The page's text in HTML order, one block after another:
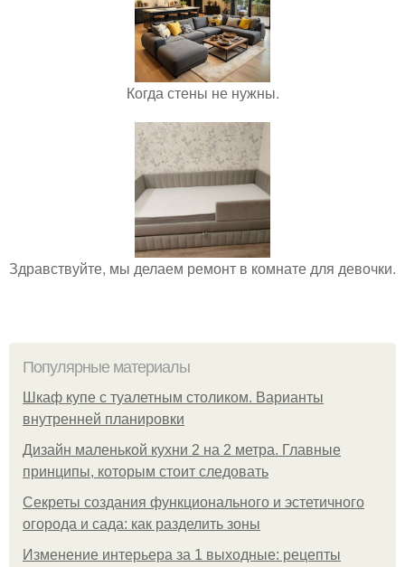
Когда стены не нужны.
Здравствуйте, мы делаем ремонт в комнате для девочки.
Популярные материалы
Шкаф купе с туалетным столиком. Варианты
внутренней планировки
Дизайн маленькой кухни 2 на 2 метра. Главные
принципы, которым стоит следовать
Секреты создания функционального и эстетичного
огорода и сада: как разделить зоны
Изменение интерьера за 1 выходные: рецепты